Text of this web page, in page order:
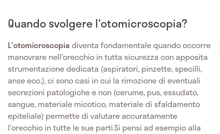
Quando svolgere l'otomicroscopia?
L'otomicroscopia diventa fondamentale quando occorre
manovrare nell'orecchio in tutta sicurezza con apposita
strumentazione dedicata (aspiratori, pinzette, specilli,
anse ecc.), ci sono casi in cui la rimozione di eventuali
secrezioni patologiche e non (cerume, pus, essudato,
sangue, materiale micotico, materiale di sfaldamento
epiteliale) permette di valutare accuratamente
l'orecchio in tutte le sue parti.Si pensi ad esempio alla